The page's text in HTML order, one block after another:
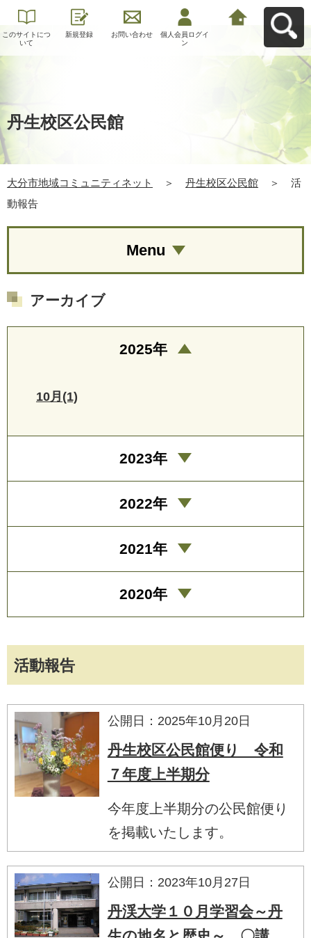
このサイトにつ
いて
新規登録 お問い合わせ
個人会員ログイ
ン
丹生校区公民館
大分市地域コミュニティネット ＞ 丹生校区公民館 ＞
活
動報告
活動報告
公開日：2025年10月20日
丹生校区公民館便り 令和
７年度上半期分
今年度上半期分の公民館便り
を掲載いたします。
公開日：2023年10月27日
丹渓大学１０月学習会～丹
Menu
アーカイブ
2025年
10月(1)
2023年
2022年
2021年
2020年